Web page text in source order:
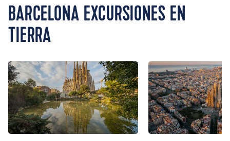
BARCELONA EXCURSIONES EN
TIERRA